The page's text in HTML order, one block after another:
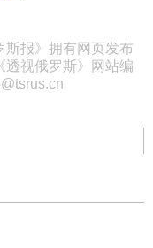
斯报》拥有网页发布
透视俄罗斯》网站编